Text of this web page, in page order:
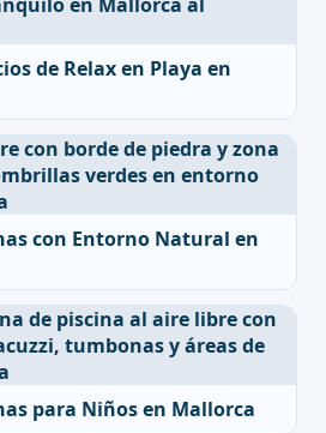
de Relax en Playa en
con Entorno Natural en
para Niños en Mallorca